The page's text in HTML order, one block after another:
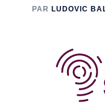
PAR LUDOVIC